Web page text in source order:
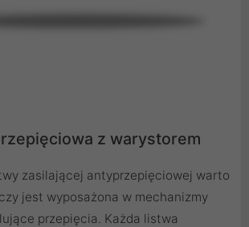
z warystorem
zasilającej antyprzepięciowej warto
jest wyposażona w mechanizmy
przepięcia. Każda listwa